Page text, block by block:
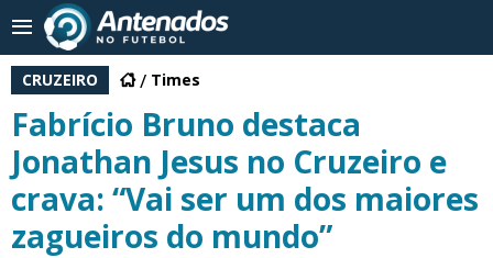
CRUZEIRO Times
Fabrício Bruno destaca
Jonathan Jesus no Cruzeiro e
crava: “Vai ser um dos maiores
zagueiros do mundo”